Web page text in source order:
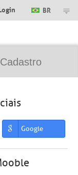
BR
Cadastro
Google